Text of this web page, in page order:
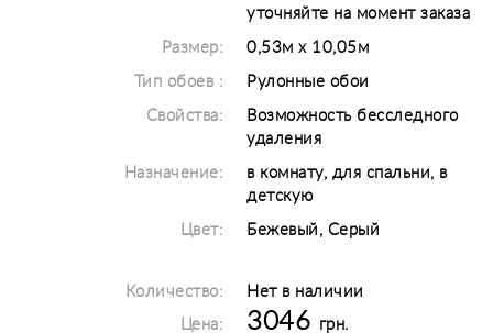
уточняйте на момент заказа
Размер: 0,53м х 10,05м
Тип обоев : Рулонные обои
Свойства:
Возможность бесследного
удаления
Назначение:
в комнату, для спальни, в
детскую
Цвет: Бежевый, Серый
Количество:
Нет в наличии
Цена:
3046 грн.